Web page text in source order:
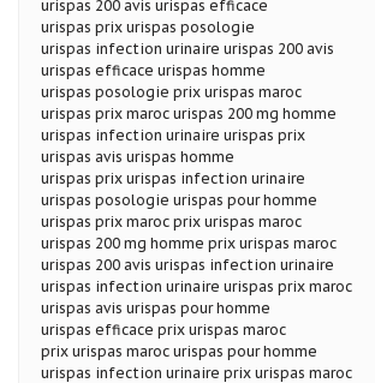
urispas 200 avis urispas efficace
urispas prix urispas posologie
urispas infection urinaire urispas 200 avis
urispas efficace urispas homme
urispas posologie prix urispas maroc
urispas prix maroc urispas 200 mg homme
urispas infection urinaire urispas prix
urispas avis urispas homme
urispas prix urispas infection urinaire
urispas posologie urispas pour homme
urispas prix maroc prix urispas maroc
urispas 200 mg homme prix urispas maroc
urispas 200 avis urispas infection urinaire
urispas infection urinaire urispas prix maroc
urispas avis urispas pour homme
urispas efficace prix urispas maroc
prix urispas maroc urispas pour homme
urispas infection urinaire prix urispas maroc